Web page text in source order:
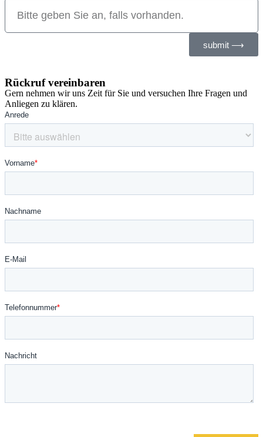
submit ⟶
Rückruf vereinbaren
Gern nehmen wir uns Zeit für Sie und versuchen Ihre Fragen und
Anliegen zu klären.